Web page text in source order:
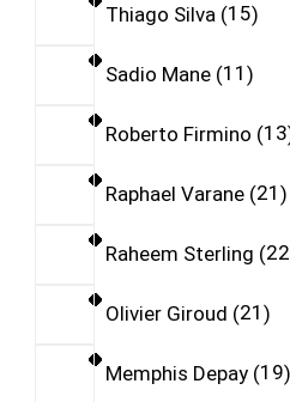
Thiago Silva 15
Sadio Mane 11
Roberto Firmino 13
Raphael Varane 21
Raheem Sterling 22
Olivier Giroud 21
Memphis Depay 19